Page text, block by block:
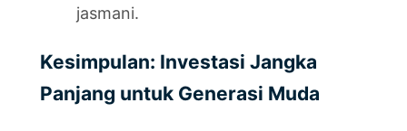
jasmani.
Kesimpulan: Investasi Jangka
Panjang untuk Generasi Muda